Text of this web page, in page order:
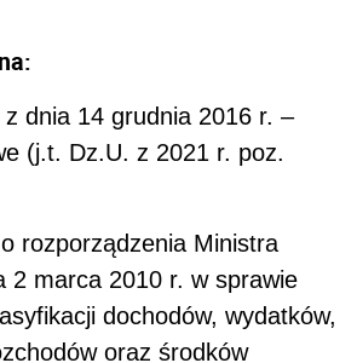
dnia 14 grudnia 2016 r. –
(j.t. Dz.U. z 2021 r. poz.
rozporządzenia Ministra
2 marca 2010 r. w sprawie
dochodów, wydatków,
oraz środków